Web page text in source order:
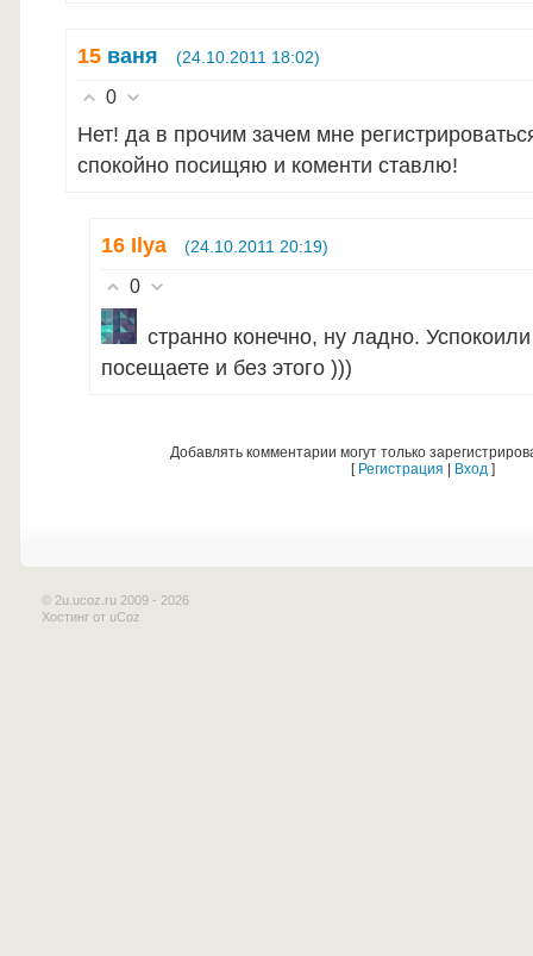
15 ваня (24.10.2011 18:02)
0
Нет! да в прочим зачем мне
спокойно посищяю и коменти ставлю!
16 Ilya (24.10.2011 20:19)
0
странно конечно, ну ладно.
посещаете и без этого )))
Добавлять комментарии могут только
[ Регистрация Вход]
© 2u.ucoz.ru 2009 - 2026
Хостинг от uCoz